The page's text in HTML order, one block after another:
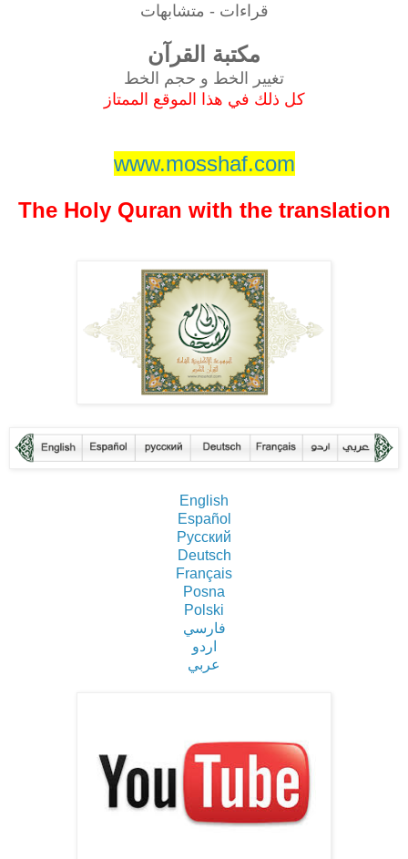
قراءات - متشابهات
مكتبة القرآن
تغيير الخط و حجم الخط
كل ذلك في هذا الموقع الممتاز
www.mosshaf.com
The Holy Quran with the translation
English
Español
Pусский
Deutsch
Français
Posna
Polski
فارسي
اردو
عربي